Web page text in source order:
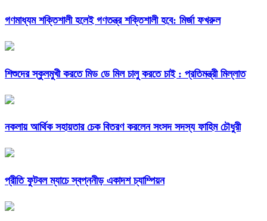
গণমাধ্যম শক্তিশালী হলেই গণতন্ত্র শক্তিশালী হবে: মির্জা ফখরুল
শিশুদের স্কুলমুখী করতে মিড ডে মিল চালু করতে চাই : প্রতিমন্ত্রী মিল্লাত
নকলায় আর্থিক সহায়তার চেক বিতরণ করলেন সংসদ সদস্য ফাহিম চৌধুরী
প্রীতি ফুটবল ম্যাচে স্বপ্ননীড় একাদশ চ্যাম্পিয়ন